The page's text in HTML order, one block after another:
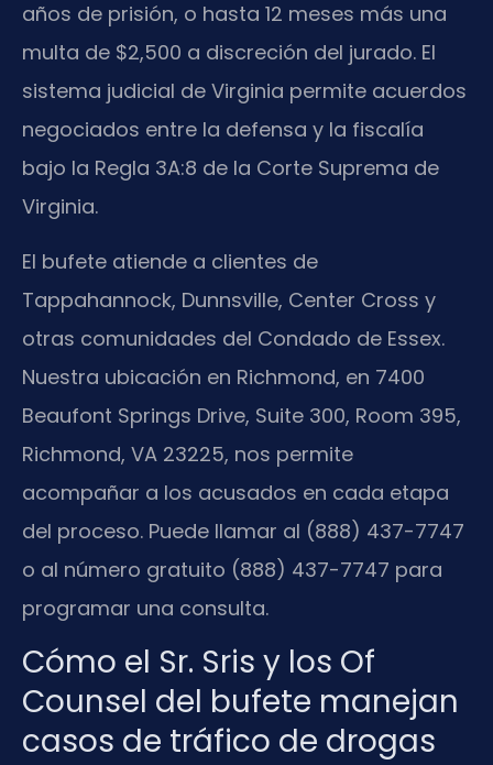
años de prisión, o hasta 12 meses más una
multa de $2,500 a discreción del jurado. El
sistema judicial de Virginia permite acuerdos
negociados entre la defensa y la fiscalía
bajo la Regla 3A:8 de la Corte Suprema de
Virginia.
El bufete atiende a clientes de
Tappahannock, Dunnsville, Center Cross y
otras comunidades del Condado de Essex.
Nuestra ubicación en Richmond, en 7400
Beaufont Springs Drive, Suite 300, Room 395,
Richmond, VA 23225, nos permite
acompañar a los acusados en cada etapa
del proceso. Puede llamar al (888) 437-7747
o al número gratuito (888) 437-7747 para
programar una consulta.
Cómo el Sr. Sris y los Of
Counsel del bufete manejan
casos de tráfico de drogas